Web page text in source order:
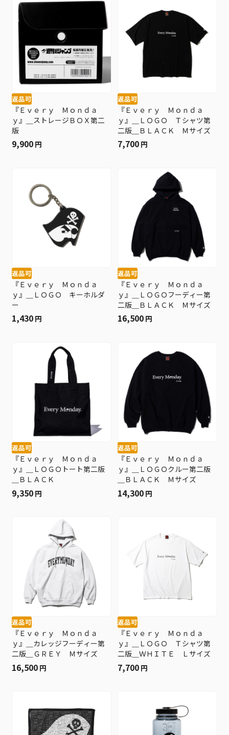
返品可
『Ｅｖｅｒｙ Ｍｏｎｄａ
ｙ』＿ストレージＢＯＸ第二
版
9,900 円
返品可
『Ｅｖｅｒｙ Ｍｏｎｄａ
ｙ』＿ＬＯＧＯ Ｔシャツ第
二版＿ＢＬＡＣＫ Ｍサイズ
7,700 円
返品可
『Ｅｖｅｒｙ Ｍｏｎｄａ
ｙ』＿ＬＯＧＯ キーホルダ
ー
1,430 円
返品可
『Ｅｖｅｒｙ Ｍｏｎｄａ
ｙ』＿ＬＯＧＯフーディー第
二版＿ＢＬＡＣＫ Ｍサイズ
16,500 円
返品可
『Ｅｖｅｒｙ Ｍｏｎｄａ
ｙ』＿ＬＯＧＯトート第二版
＿ＢＬＡＣＫ
9,350 円
返品可
『Ｅｖｅｒｙ Ｍｏｎｄａ
ｙ』＿ＬＯＧＯクルー第二版
＿ＢＬＡＣＫ Ｍサイズ
14,300 円
返品可
『Ｅｖｅｒｙ Ｍｏｎｄａ
ｙ』＿カレッジフーディー第
二版＿ＧＲＥＹ Ｍサイズ
16,500 円
返品可
『Ｅｖｅｒｙ Ｍｏｎｄａ
ｙ』＿ＬＯＧＯ Ｔシャツ第
二版＿ＷＨＩＴＥ Ｌサイズ
7,700 円